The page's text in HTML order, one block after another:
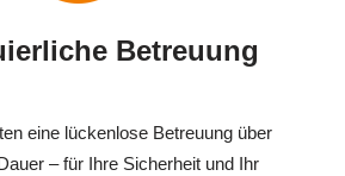
Betreuung
eine lückenlose Betreuung über
– für Ihre Sicherheit und Ihr